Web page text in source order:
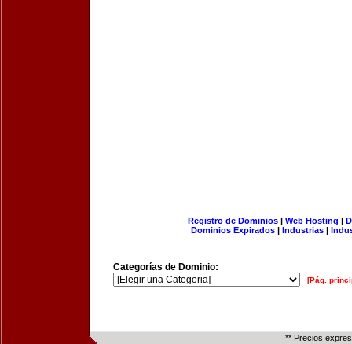
Registro de Dominios| Web Hosting |
Dominios Expirados | Industrias |
Categorías de Dominio:
[Pág.
** Precios